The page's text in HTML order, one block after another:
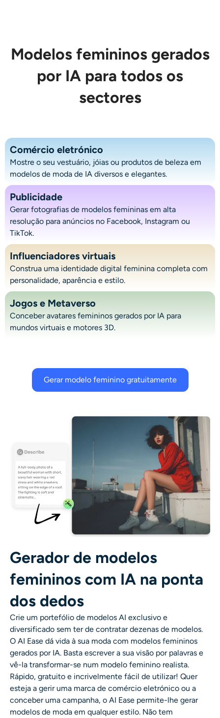
Ferramentas de retrato
Bebê AI
Filtro de IA
Gerador de tiro na cabeça Pro
Gerador de tiro na cabeça AI
Criador de fotos para passaporte
Ferramentas de vídeo
Efeitos de vídeo
Modelos femininos gerados
por IA para todos os
sectores
Comércio eletrónico
Mostre o seu vestuário, jóias ou produtos de beleza em
modelos de moda de IA diversos e elegantes.
Publicidade
Gerar fotografias de modelos femininas em alta
resolução para anúncios no Facebook, Instagram ou
TikTok.
Influenciadores virtuais
Construa uma identidade digital feminina completa com
personalidade, aparência e estilo.
Jogos e Metaverso
Conceber avatares femininos gerados por IA para
mundos virtuais e motores 3D.
Gerar modelo feminino gratuitamente
Gerador de modelos
femininos com IA na ponta
dos dedos
Crie um portefólio de modelos AI exclusivo e
diversificado sem ter de contratar dezenas de modelos.
O AI Ease dá vida à sua moda com modelos femininos
gerados por IA. Basta escrever a sua visão por palavras e
vê-la transformar-se num modelo feminino realista.
Rápido, gratuito e incrivelmente fácil de utilizar! Quer
esteja a gerir uma marca de comércio eletrónico ou a
conceber uma campanha, o AI Ease permite-lhe gerar
modelos de moda em qualquer estilo. Não tem